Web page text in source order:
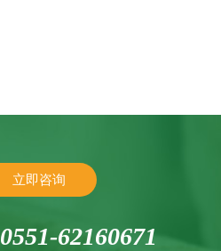
立即咨询
0551-62160671